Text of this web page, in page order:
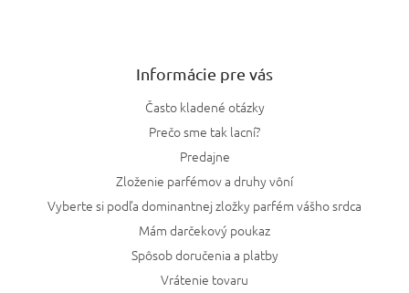
Informácie pre vás
Často kladené otázky
Prečo sme tak lacní?
Predajne
Zloženie parfémov a druhy vôní
Vyberte si podľa dominantnej zložky parfém vášho srdca
Mám darčekový poukaz
Spôsob doručenia a platby
Vrátenie tovaru